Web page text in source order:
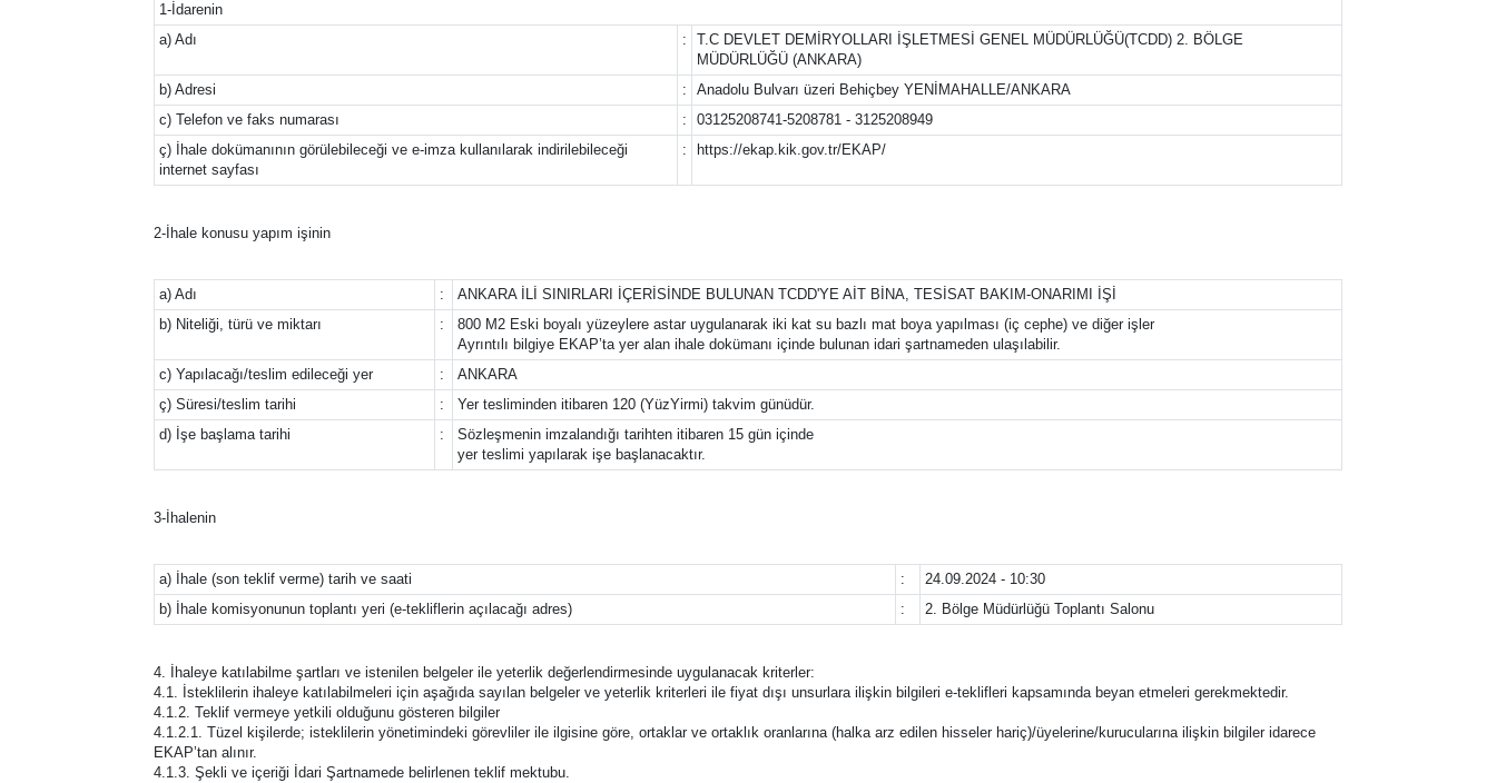
1-İdarenin
a) Adı
:
T.C DEVLET DEMİRYOLLARI İŞLETMESİ GENEL MÜDÜRLÜĞÜ(TCDD) 2. BÖLGE
MÜDÜRLÜĞÜ (ANKARA)
b) Adresi
:
Anadolu Bulvarı üzeri Behiçbey YENİMAHALLE/ANKARA
c) Telefon ve faks numarası
:
03125208741-5208781 - 3125208949
ç) İhale dokümanının görülebileceği ve e-imza kullanılarak indirilebileceği
internet sayfası
: https://ekap.kik.gov.tr/EKAP/
2-İhale konusu yapım işinin
a) Adı :
ANKARA İLİ SINIRLARI İÇERİSİNDE BULUNAN TCDD'YE AİT BİNA, TESİSAT BAKIM-ONARIMI İŞİ
b) Niteliği, türü ve miktarı
:
800 M2 Eski boyalı yüzeylere astar uygulanarak iki kat su bazlı mat boya yapılması (iç cephe) ve diğer işler
Ayrıntılı bilgiye EKAP’ta yer alan ihale dokümanı içinde bulunan idari şartnameden ulaşılabilir.
c) Yapılacağı/teslim edileceği yer
:
ANKARA
ç) Süresi/teslim tarihi
:
Yer tesliminden itibaren 120 (YüzYirmi) takvim günüdür.
d) İşe başlama tarihi
:
Sözleşmenin imzalandığı tarihten itibaren 15 gün içinde
yer teslimi yapılarak işe başlanacaktır.
3-İhalenin
a) İhale (son teklif verme) tarih ve saati :
24.09.2024 - 10:30
b) İhale komisyonunun toplantı yeri (e-tekliflerin açılacağı adres)
: 2. Bölge Müdürlüğü Toplantı Salonu
4. İhaleye katılabilme şartları ve istenilen belgeler ile yeterlik değerlendirmesinde uygulanacak kriterler:
4.1. İsteklilerin ihaleye katılabilmeleri için aşağıda sayılan belgeler ve yeterlik kriterleri ile fiyat dışı unsurlara ilişkin bilgileri e-teklifleri kapsamında beyan etmeleri gerekmektedir.
4.1.2. Teklif vermeye yetkili olduğunu gösteren bilgiler
4.1.2.1. Tüzel kişilerde; isteklilerin yönetimindeki görevliler ile ilgisine göre, ortaklar ve ortaklık oranlarına (halka arz edilen hisseler hariç)/üyelerine/kurucularına ilişkin bilgiler idarece
EKAP’tan alınır.
4.1.3. Şekli ve içeriği İdari Şartnamede belirlenen teklif mektubu.